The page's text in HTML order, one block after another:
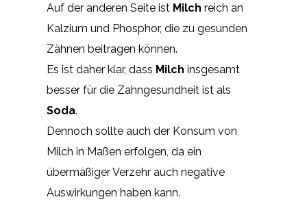
Auf der anderen Seite ist Milch reich an
Kalzium und Phosphor, die zu gesunden
Zähnen beitragen können.
Es ist daher klar, dass Milch insgesamt
besser für die Zahngesundheit ist als
Soda.
Dennoch sollte auch der Konsum von
Milch in Maßen erfolgen, da ein
übermäßiger Verzehr auch negative
Auswirkungen haben kann.